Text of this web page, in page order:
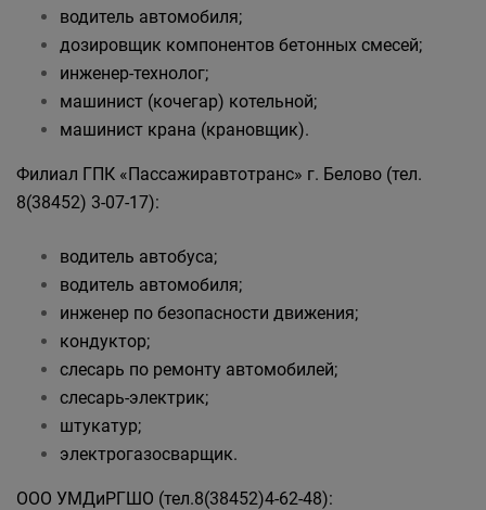
водитель автомобиля;
дозировщик компонентов бетонных смесей;
инженер-технолог;
машинист (кочегар) котельной;
машинист крана (крановщик).
Филиал ГПК «Пассажиравтотранс» г. Белово (тел.
8(38452) 3-07-17):
водитель автобуса;
водитель автомобиля;
инженер по безопасности движения;
кондуктор;
слесарь по ремонту автомобилей;
слесарь-электрик;
штукатур;
электрогазосварщик.
ООО УМДиРГШО (тел.8(38452)4-62-48):